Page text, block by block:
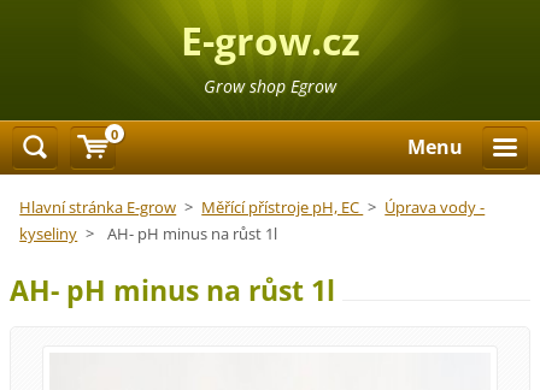
E-grow.cz
Grow shop Egrow
Menu
Hlavní stránka E-grow > Měřící přístroje pH, EC > Úprava vody -
kyseliny > AH- pH minus na růst 1l
AH- pH minus na růst 1l
0